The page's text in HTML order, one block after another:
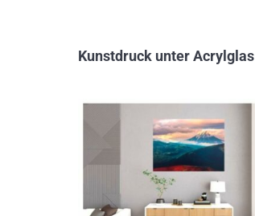
Kunstdruck unter Acrylglas